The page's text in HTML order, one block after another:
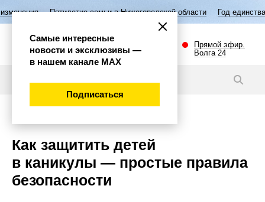
семьи в Нижегородской области Год единства народов России
Прямой эфир.
Волга 24
Как защитить детей
в каникулы — простые правила
безопасности
Самые интересные
новости и эксклюзивы —
в нашем канале МАХ
Подписаться